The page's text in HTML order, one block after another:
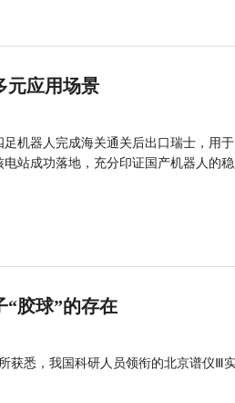
元应用场景
机器人完成海关通关后出口瑞士，用
站成功落地，充分印证国产机器人的
“胶球”的存在
获悉，我国科研人员领衔的北京谱仪Ⅲ